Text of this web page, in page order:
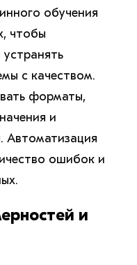
обучения
чтобы
с качеством.
форматы,
и
Автоматизация
ошибок и
и